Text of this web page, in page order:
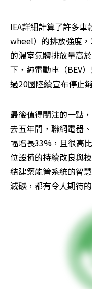
IEA詳細計算了許多
wheel）的排放強度
的溫室氣體排放量高
下，純電動車（BEV
過20國陸續宣布停止
最後值得關注的一點
去五年間，聯網電器
幅增長33%，且很高
位設備的持續改良與
結建築能管系統的智
減碳，都有令人期待